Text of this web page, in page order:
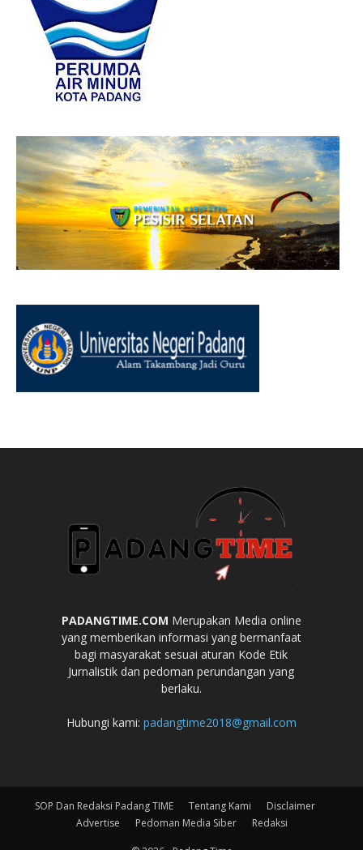
PADANGTIME.COM Merupakan Media online
yang memberikan informasi yang bermanfaat
bagi masyarakat sesuai aturan Kode Etik
Jurnalistik dan pedoman perundangan yang
berlaku.
Hubungi kami: padangtime2018@gmail.com
SOP Dan Redaksi Padang TIME Tentang Kami
Disclaimer
Advertise
Pedoman Media Siber Redaksi